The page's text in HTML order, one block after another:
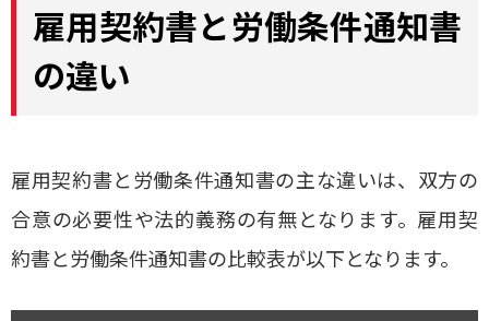
雇用契約書と労働条件通知書
の違い
雇用契約書と労働条件通知書の主な違いは、双方の
合意の必要性や法的義務の有無となります。雇用契
約書と労働条件通知書の比較表が以下となります。